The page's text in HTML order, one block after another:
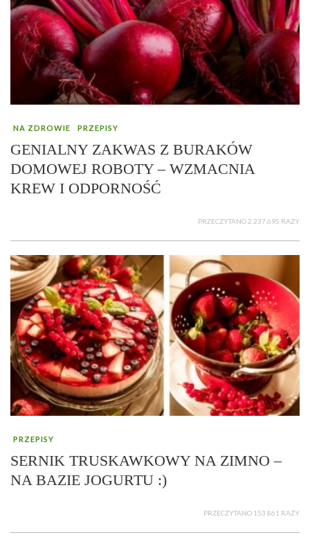
NA ZDROWIE PRZEPISY
GENIALNY ZAKWAS Z BURAKÓW
DOMOWEJ ROBOTY – WZMACNIA
KREW I ODPORNOŚĆ
PRZECZYTANO 2 237 695 RAZY
PRZEPISY
SERNIK TRUSKAWKOWY NA ZIMNO –
NA BAZIE JOGURTU :)
PRZECZYTANO 153 861 RAZY